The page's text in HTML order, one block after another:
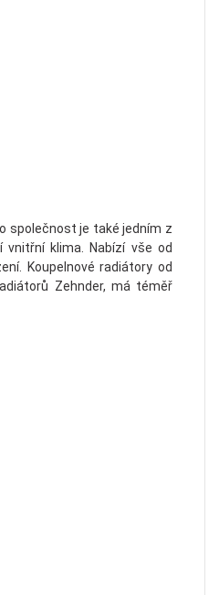
společnost je také jedním z
klima. Nabízí vše od
Koupelnové radiátory od
Zehnder, má téměř